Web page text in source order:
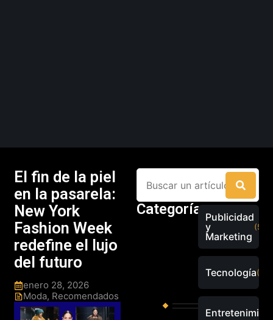
El fin de la piel
en la pasarela:
New York
Fashion Week
redefine el lujo
del futuro
enero 28, 2026
Moda, Recomendados
CategoríasPublicidad
y
Marketing
Tecnología